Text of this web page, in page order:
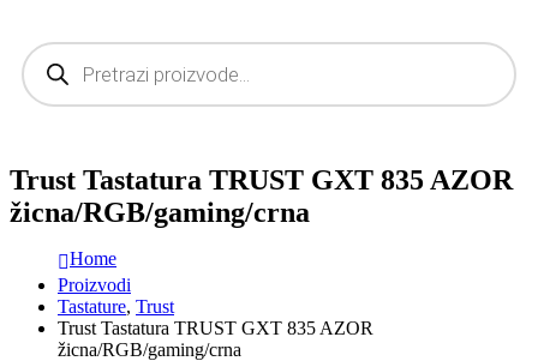
Products
search
Trust Tastatura TRUST GXT 835 AZOR
žicna/RGB/gaming/crna
Home
Proizvodi
Tastature, Trust
Trust Tastatura TRUST GXT 835 AZOR
žicna/RGB/gaming/crna